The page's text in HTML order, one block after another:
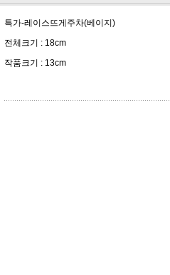
특가-레이스뜨게주차(베이지)
전체크기 : 18cm
작품크기 : 13cm